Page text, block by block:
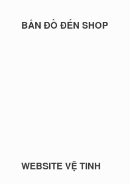
BẢN ĐỒ ĐẾN SHOP
WEBSITE VỆ TINH